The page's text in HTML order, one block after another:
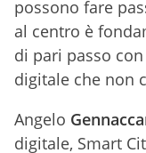
possono fare
al centro è
di pari passo
digitale che non
Angelo
digitale, Smart